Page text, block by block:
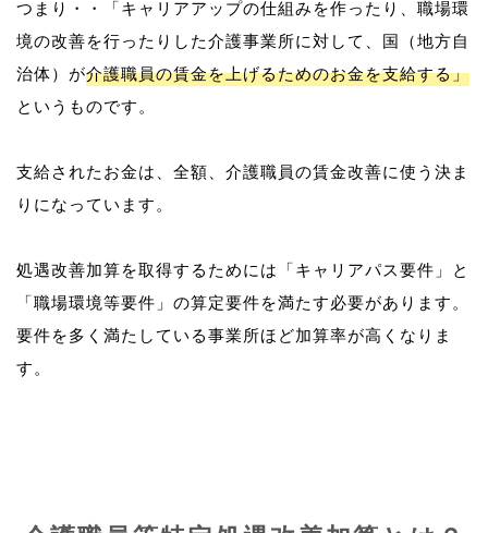
つまり・・「キャリアアップの仕組みを作ったり、職場環
境の改善を行ったりした介護事業所に対して、国（地方自
治体）が介護職員の賃金を上げるためのお金を支給する」
というものです。
支給されたお金は、全額、介護職員の賃金改善に使う決ま
りになっています。
処遇改善加算を取得するためには「キャリアパス要件」と
「職場環境等要件」の算定要件を満たす必要があります。
要件を多く満たしている事業所ほど加算率が高くなりま
す。